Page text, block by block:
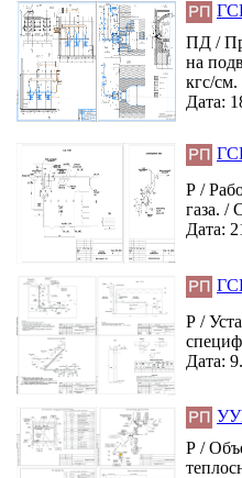
ПД /
на
кгс/
Дата:
Р /
газа. /
Дата:
Р /
Дата:
Р /